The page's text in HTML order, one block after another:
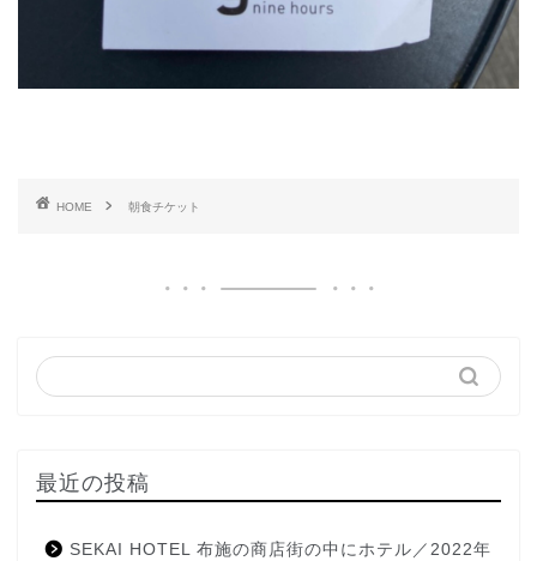
HOME 朝食チケット
最近の投稿
SEKAI HOTEL 布施の商店街の中にホテル／2022年